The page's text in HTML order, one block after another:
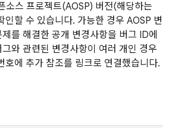
소스 프로젝트(AOSP) 버전(해당하는
인할 수 있습니다. 가능한 경우 AOSP 변
를 해결한 공개 변경사항을 버그 ID에
와 관련된 변경사항이 여러 개인 경우
호에 추가 참조를 링크로 연결했습니다.